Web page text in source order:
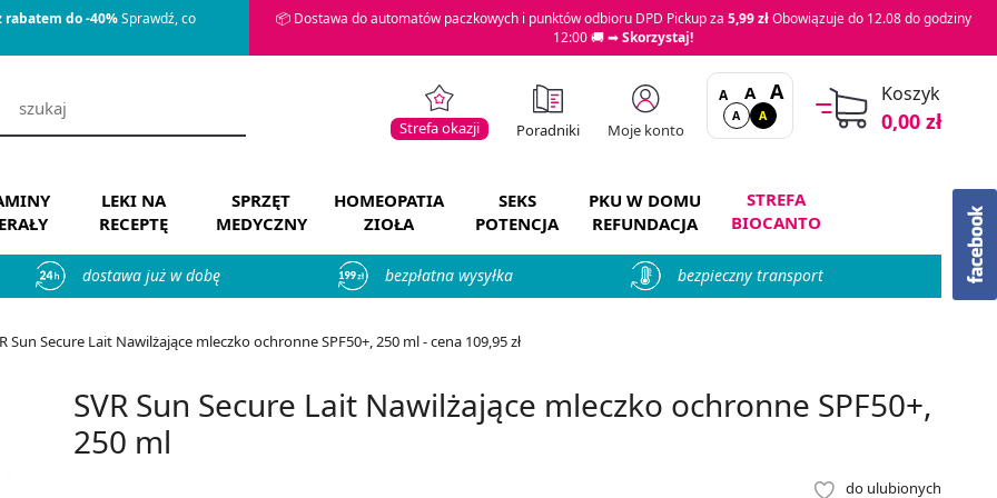
rabatem do -40%Sprawdź, co 📦 Dostawa do automatów paczkowych i punktów odbioru DPD Pickup za 5,99 złObowiązuje do 12.08 do godziny
12:00 🚚 ➡Skorzystaj!
Strefa okazji Poradniki Moje konto
A A A
A A
Koszyk
0,00 zł
LEKI NA
RECEPTĘ
SPRZĘT
MEDYCZNY
HOMEOPATIA
ZIOŁA
SEKS
POTENCJA
PKU W DOMU
REFUNDACJA
STREFA
BIOCANTO
dostawa już w dobę bezpłatna wysyłka bezpieczny transport
Sun Secure Lait Nawilżające mleczko ochronne SPF50+, 250 ml - cena 109,95 zł
SVR Sun Secure Lait Nawilżające mleczko ochronne SPF50+,
250 ml
do ulubionych